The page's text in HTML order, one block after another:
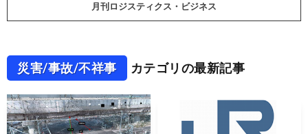
月刊ロジスティクス・ビジネス
災害/事故/不祥事 カテゴリの最新記事